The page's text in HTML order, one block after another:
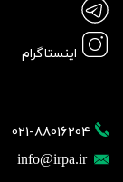
021-88016204
info@irpa.ir
اینستاگرام